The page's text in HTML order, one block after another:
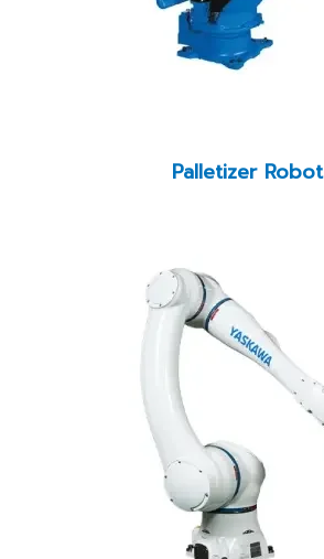
Palletizer Robot